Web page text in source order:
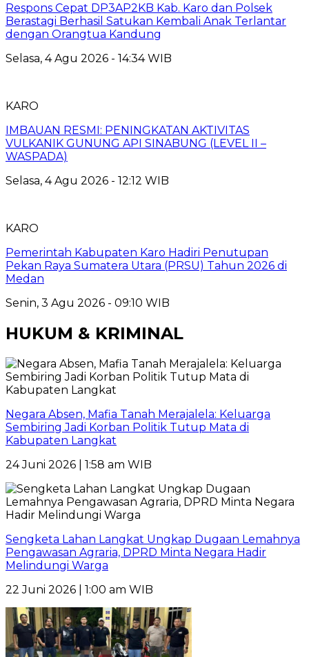
Respons Cepat DP3AP2KB Kab. Karo dan Polsek
Berastagi Berhasil Satukan Kembali Anak Terlantar
dengan Orangtua Kandung
Selasa, 4 Agu 2026 - 14:34 WIB
KARO
IMBAUAN RESMI: PENINGKATAN AKTIVITAS
VULKANIK GUNUNG API SINABUNG (LEVEL II –
WASPADA)
Selasa, 4 Agu 2026 - 12:12 WIB
KARO
Pemerintah Kabupaten Karo Hadiri Penutupan
Pekan Raya Sumatera Utara (PRSU) Tahun 2026 di
Medan
Senin, 3 Agu 2026 - 09:10 WIB
HUKUM & KRIMINAL
Negara Absen, Mafia Tanah Merajalela: Keluarga
Sembiring Jadi Korban Politik Tutup Mata di
Kabupaten Langkat
24 Juni 2026 | 1:58 am WIB
Sengketa Lahan Langkat Ungkap Dugaan Lemahnya
Pengawasan Agraria, DPRD Minta Negara Hadir
Melindungi Warga
22 Juni 2026 | 1:00 am WIB